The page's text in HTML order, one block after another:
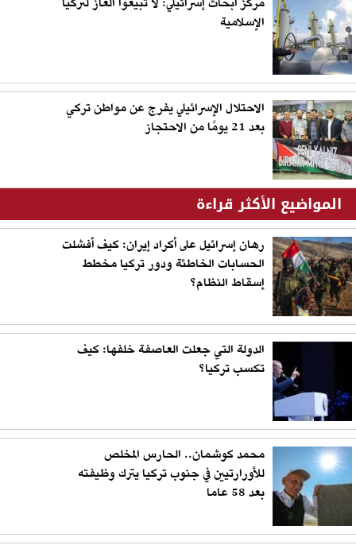
الإسلامية
الاحتلال الإسرائيلي يفرج عن مواطن تركي
بعد 21 يومًا من الاحتجاز
المواضيع الأكثر قراءة
رهان إسرائيل على أكراد إيران: كيف أفشلت
الحسابات الخاطئة ودور تركيا مخطط
إسقاط النظام؟
الدولة التي جعلت العاصفة خلفها: كيف
تكسب تركيا؟
محمد كوشمان.. الحارس المخلص
للأورارتيين في جنوب تركيا يترك وظيفته
بعد 58 عاما